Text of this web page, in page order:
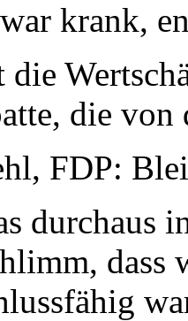
krank,
die von
FDP:
durchaus